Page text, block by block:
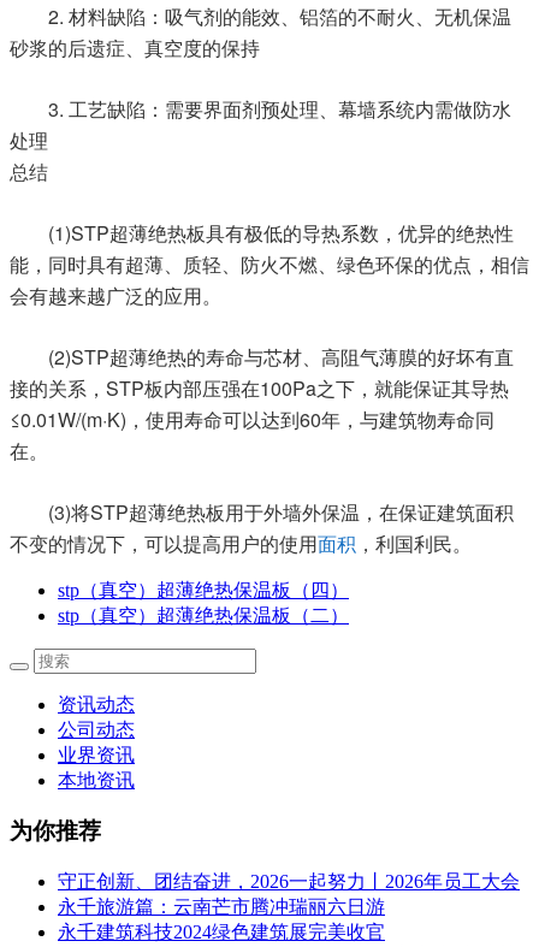
2. 材料缺陷：吸气剂的能效、铝箔的不耐火、无机保温
砂浆的后遗症、真空度的保持
3. 工艺缺陷：需要界面剂预处理、幕墙系统内需做防水
处理
总结
(1)STP超薄绝热板具有极低的导热系数，优异的绝热性
能，同时具有超薄、质轻、防火不燃、绿色环保的优点，相信
会有越来越广泛的应用。
(2)STP超薄绝热的寿命与芯材、高阻气薄膜的好坏有直
接的关系， STP板内部压强在100Pa之下，就能保证其导热
≤0.01W/(m·K) ，使用寿命可以达到 60年，与建筑物寿命同
在。
(3)将STP超薄绝热板用于外墙外保温，在保证建筑面积
不变的情况下，可以提高用户的使用面积 ，利国利民。
stp（真空）超薄绝热保温板（四）
stp（真空）超薄绝热保温板（二）
资讯动态
公司动态
业界资讯
本地资讯
为你推荐
守正创新、团结奋进，2026一起努力丨2026年员工大会
永千旅游篇：云南芒市腾冲瑞丽六日游
永千建筑科技2024绿色建筑展完美收官